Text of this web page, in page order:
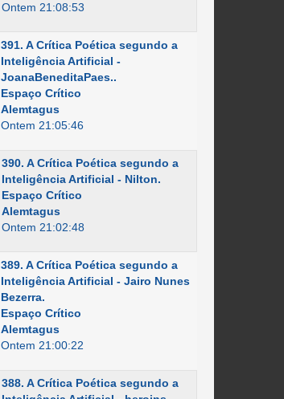
Ontem 21:08:53
391. A Crítica Poética segundo a
Inteligência Artificial -
JoanaBeneditaPaes..
Espaço Crítico
Alemtagus
Ontem 21:05:46
390. A Crítica Poética segundo a
Inteligência Artificial - Nilton.
Espaço Crítico
Alemtagus
Ontem 21:02:48
389. A Crítica Poética segundo a
Inteligência Artificial - Jairo Nunes
Bezerra.
Espaço Crítico
Alemtagus
Ontem 21:00:22
388. A Crítica Poética segundo a